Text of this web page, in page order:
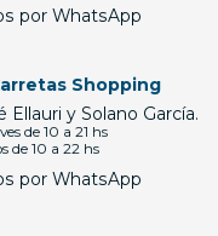
por WhatsApp
Shopping
Ellauri y Solano García.
de 10 a 21 hs
de 10 a 22 hs
por WhatsApp